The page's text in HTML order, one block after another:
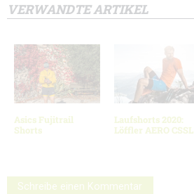
VERWANDTE ARTIKEL
Asics Fujitrail
Shorts
Laufshorts 2020:
Löffler AERO CSSL
Schreibe einen Kommentar